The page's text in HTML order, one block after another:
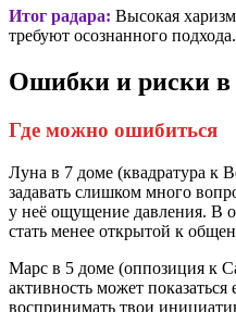
Итог радара: Высокая
требуют осознанного подхода.
Ошибки и риски
Где можно ошибиться
Луна в 7 доме (квадратура к
задавать слишком много
у неё ощущение давления. В
стать менее открытой к
Марс в 5 доме (оппозиция к
активность может
воспринимать твои